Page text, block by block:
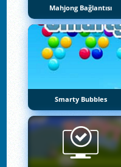
Mahjong Bağlantısı
Smarty Bubbles